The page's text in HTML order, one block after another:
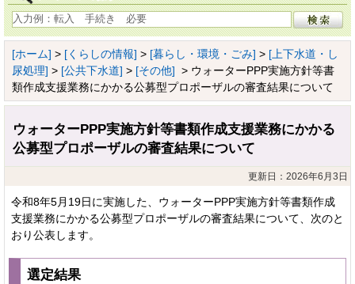
[ホーム] > [くらしの情報] > [暮らし・環境・ごみ] > [上下水道・し
尿処理] > [公共下水道] > [その他] > ウォーターPPP実施方針等書
類作成支援業務にかかる公募型プロポーザルの審査結果について
ウォーターPPP実施方針等書類作成支援業務にかかる
公募型プロポーザルの審査結果について
更新日：2026年6月3日
令和8年5月19日に実施した、ウォーターPPP実施方針等書類作成
支援業務にかかる公募型プロポーザルの審査結果について、次のと
おり公表します。
選定結果